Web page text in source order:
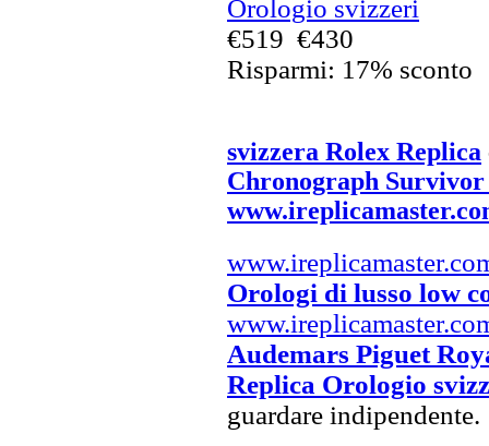
Orologio svizzeri
€519 €430
Risparmi: 17% sconto
svizzera Rolex Replica
Chronograph
Orologi di lusso low
Audemars Piguet
Replica Orologio
guardare indipendente.